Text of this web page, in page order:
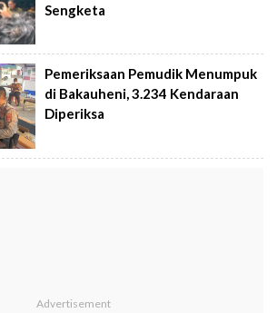
Sengketa
Pemeriksaan Pemudik Menumpuk
di Bakauheni, 3.234 Kendaraan
Diperiksa